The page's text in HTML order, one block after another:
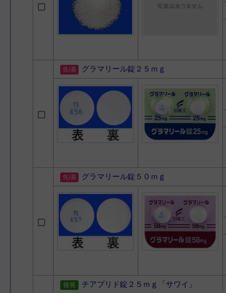
グラマリール錠２５ｍｇ
グラマリール錠５０ｍｇ
チアプリド錠２５ｍｇ「サワイ」